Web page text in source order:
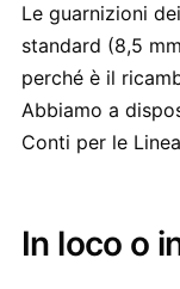
Le guarnizioni
standard (8,5
perché è il
Abbiamo a
Conti per le
In loco o